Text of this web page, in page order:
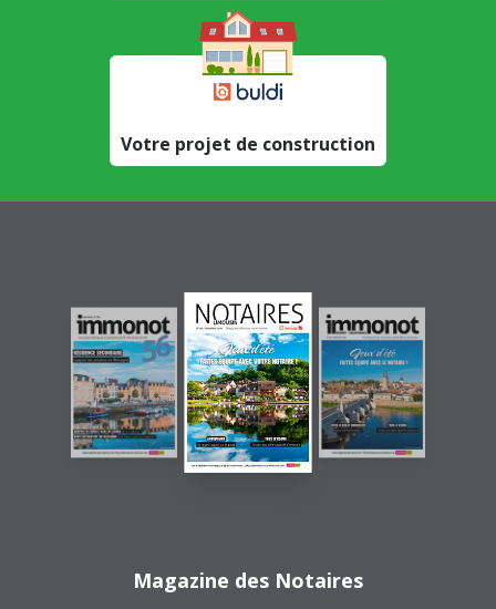
DPE collectif : ce qui
change pour les
copropriétés en 2026
14 avril 2026
Votre projet de construction
Magazine des Notaires